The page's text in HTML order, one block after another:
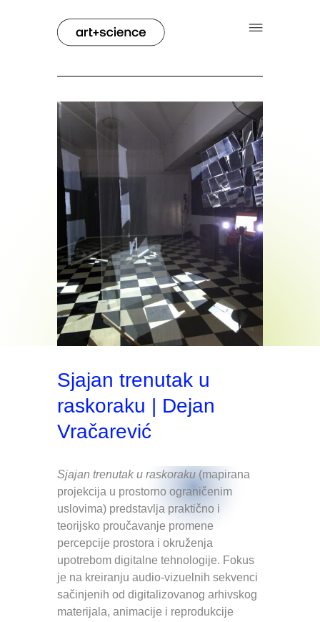
Sjajan trenutak u
raskoraku | Dejan
Vračarević
Sjajan trenutak u raskoraku (mapirana
projekcija u prostorno ograničenim
uslovima) predstavlja praktično i
teorijsko proučavanje promene
percepcije prostora i okruženja
upotrebom digitalne tehnologije. Fokus
je na kreiranju audio-vizuelnih sekvenci
sačinjenih od digitalizovanog arhivskog
materijala, animacije i reprodukcije